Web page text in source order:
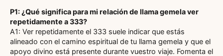
P1: ¿Qué significa para mi relación de llama gemela ver
repetidamente a 333?
A1: Ver repetidamente el 333 suele indicar que estás
alineado con el camino espiritual de tu llama gemela y que el
apoyo divino está presente durante vuestro viaje. Fomenta el